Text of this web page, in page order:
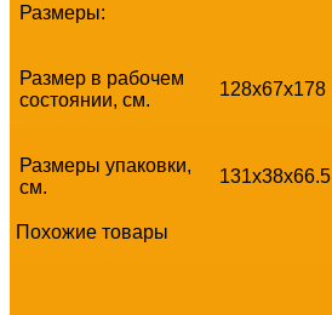
Размеры:
Размер в рабочем
состоянии, см.
128х67x178
Размеры упаковки,
см.
131х38x66.5
Похожие товары